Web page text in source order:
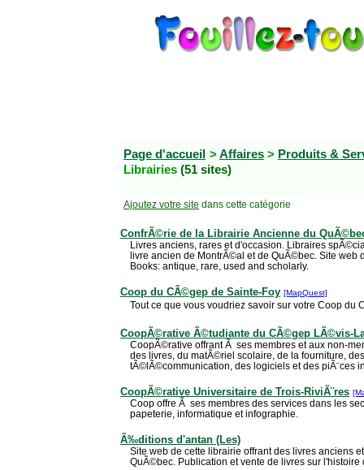
Page d'accueil >Affaires > Produits &
Librairies (51 sites)
Ajoutez votre site dans cette catégorie
ConfrÃ©rie de la Librairie Ancienne du
Livres anciens, rares et d'occasion. Libraires
livre ancien de MontrÃ©al et de QuÃ©bec. Site web
Books: antique, rare, used and scholarly.
Coop du CÃ©gep de Sainte-Foy [MapQuest]
Tout ce que vous voudriez savoir sur votre Coop du
CoopÃ©rative Ã©tudiante du CÃ©gep LÃ©vis-
CoopÃ©rative offrant Ã ses membres et aux non-
des livres, du matÃ©riel scolaire, de la fourniture,
tÃ©lÃ©communication, des logiciels et des piÃ¨ces
CoopÃ©rative Universitaire de Trois-RiviÃ¨res
Coop offre Ã ses membres des services dans les
papeterie, informatique et infographie.
Ã‰ditions d'antan (Les)
Site web de cette librairie offrant des livres anciens
QuÃ©bec. Publication et vente de livres sur l'histoire